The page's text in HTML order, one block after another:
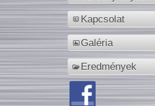
Kapcsolat
Galéria
Eredmények